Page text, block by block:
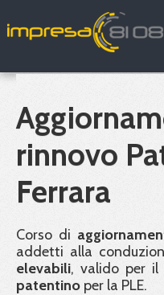
rinnovo
Ferrara
Corso di
addetti alla
elevabili, valido per il
patentino per la PLE.